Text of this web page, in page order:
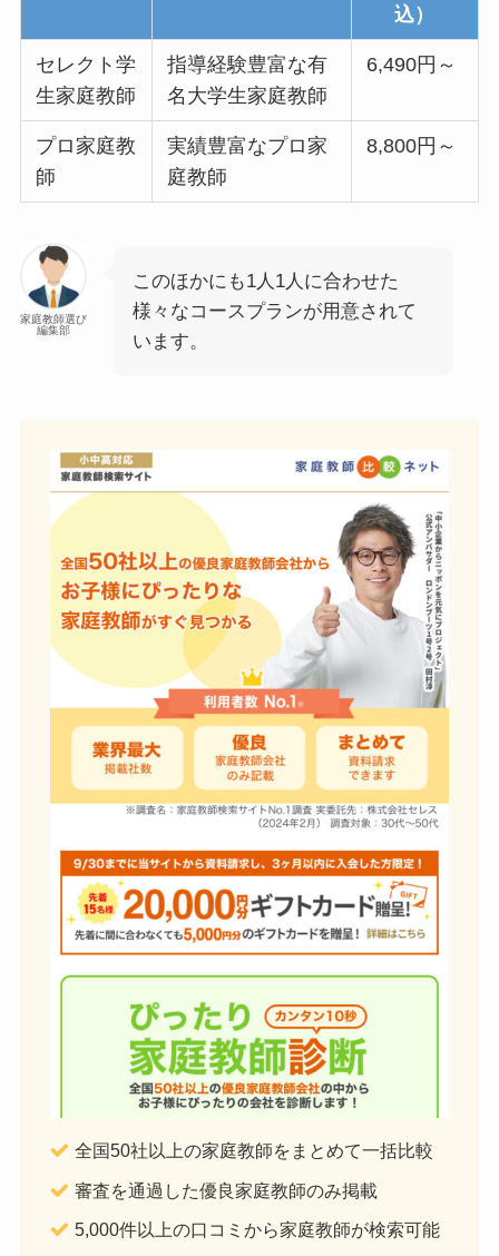
込）
セレクト学
生家庭教師
指導経験豊富な有
名大学生家庭教師
6,490円～
プロ家庭教
師
実績豊富なプロ家
庭教師
8,800円～
家庭教師選び
編集部
このほかにも1人1人に合わせた
様々なコースプランが用意されて
います。
全国50社以上の家庭教師をまとめて一括比較
審査を通過した優良家庭教師のみ掲載
5,000件以上の口コミから家庭教師が検索可能